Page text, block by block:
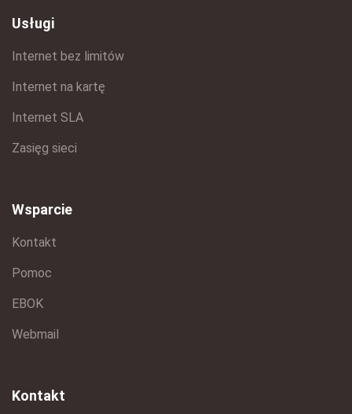
Usługi
Internet bez limitów
Internet na kartę
Internet SLA
Zasięg sieci
Wsparcie
Kontakt
Pomoc
EBOK
Webmail
Kontakt